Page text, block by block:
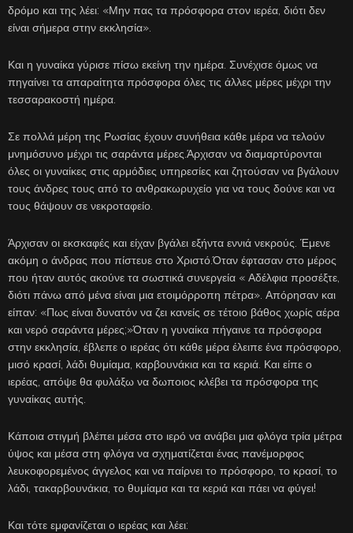
δρόμο και της λέει: «Μην πας τα πρόσφορα στον ιερέα, διότι δεν
είναι σήμερα στην εκκλησία».
Και η γυναίκα γύρισε πίσω εκείνη την ημέρα. Συνέχισε όμως να
πηγαίνει τα απαραίτητα πρόσφορα όλες τις άλλες μέρες μέχρι την
τεσσαρακοστή ημέρα.
Σε πολλά μέρη της Ρωσίας έχουν συνήθεια κάθε μέρα να τελούν
μνημόσυνο μέχρι τις σαράντα μέρες.Άρχισαν να διαμαρτύρονται
όλες οι γυναίκες στις αρμόδιες υπηρεσίες και ζητούσαν να βγάλουν
τους άνδρες τους από το ανθρακωρυχείο για να τους δούνε και να
τους θάψουν σε νεκροταφείο.
Άρχισαν οι εκσκαφές και είχαν βγάλει εξήντα εννιά νεκρούς. Έμενε
ακόμη ο άνδρας που πίστευε στο Χριστό.Όταν έφτασαν στο μέρος
που ήταν αυτός ακούνε τα σωστικά συνεργεία « Αδέλφια προσέξτε,
διότι πάνω από μένα είναι μια ετοιμόρροπη πέτρα». Απόρησαν και
είπαν: «Πως είναι δυνατόν να ζει κανείς σε τέτοιο βάθος χωρίς αέρα
και νερό σαράντα μέρες;»Όταν η γυναίκα πήγαινε τα πρόσφορα
στην εκκλησία, έβλεπε ο ιερέας ότι κάθε μέρα έλειπε ένα πρόσφορο,
μισό κρασί, λάδι θυμίαμα, καρβουνάκια και τα κεριά. Και είπε ο
ιερέας, απόψε θα φυλάξω να δωποιος κλέβει τα πρόσφορα της
γυναίκας αυτής.
Κάποια στιγμή βλέπει μέσα στο ιερό να ανάβει μια φλόγα τρία μέτρα
ύψος και μέσα στη φλόγα να σχηματίζεται ένας πανέμορφος
λευκοφορεμένος άγγελος και να παίρνει το πρόσφορο, το κρασί, το
λάδι, τακαρβουνάκια, το θυμίαμα και τα κεριά και πάει να φύγει!
Και τότε εμφανίζεται ο ιερέας και λέει: